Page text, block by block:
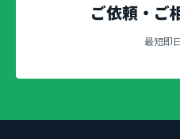
ご依頼・ご
最短即